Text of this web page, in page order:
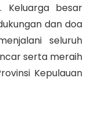
Keluarga besar
dan doa
seluruh
serta meraih
Kepulauan